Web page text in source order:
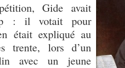
Gide avait
: il votait pour
était expliqué au
trente, lors d’un
avec un jeune